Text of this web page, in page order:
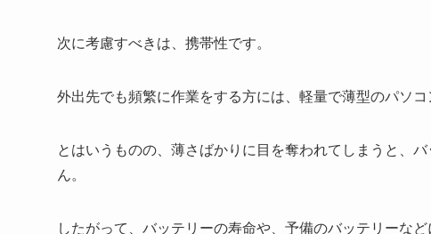
次に考慮すべきは、携帯性です。
外出先でも頻繁に作業をする方には、軽量で薄型のパソコ
とはいうものの、薄さばかりに目を奪われてしまうと、
ん。
したがって、バッテリーの寿命や、予備のバッテリーなど